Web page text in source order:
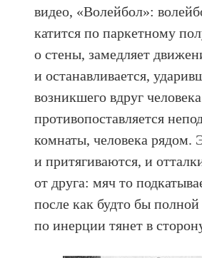
видео, «Волейбол»:
катится по паркетному
о стены, замедляет
и останавливается,
возникшего вдруг
противопоставляется
комнаты, человека рядом.
и притягиваются, и
от друга: мяч то
после как будто бы полной
по инерции тянет в